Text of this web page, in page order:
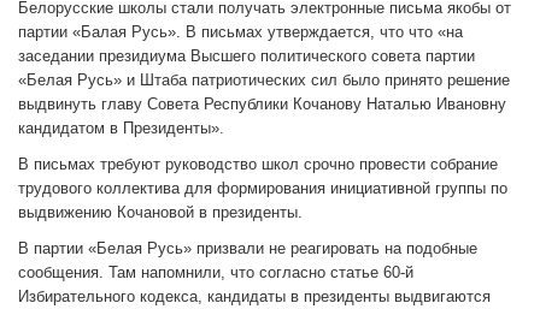
Белорусские школы стали получать электронные письма якобы от
партии «Балая Русь». В письмах утверждается, что что «на
заседании президиума Высшего политического совета партии
«Белая Русь» и Штаба патриотических сил было принято решение
выдвинуть главу Совета Республики Кочанову Наталью Ивановну
кандидатом в Президенты».
В письмах требуют руководство школ срочно провести собрание
трудового коллектива для формирования инициативной группы по
выдвижению Кочановой в президенты.
В партии «Белая Русь» призвали не реагировать на подобные
сообщения. Там напомнили, что согласно статье 60-й
Избирательного кодекса, кандидаты в президенты выдвигаются